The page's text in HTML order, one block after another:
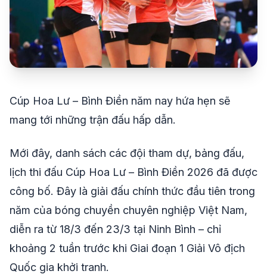
Cúp Hoa Lư – Bình Điền năm nay hứa hẹn sẽ
mang tới những trận đấu hấp dẫn.
Mới đây, danh sách các đội tham dự, bảng đấu,
lịch thi đấu Cúp Hoa Lư – Bình Điền 2026 đã được
công bố. Đây là giải đấu chính thức đầu tiên trong
năm của bóng chuyền chuyên nghiệp Việt Nam,
diễn ra từ 18/3 đến 23/3 tại Ninh Bình – chỉ
khoảng 2 tuần trước khi Giai đoạn 1 Giải Vô địch
Quốc gia khởi tranh.